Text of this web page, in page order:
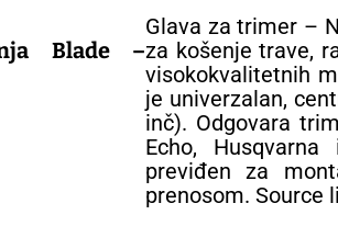
Blade –
Glava za trimer –
za košenje trave,
visokokvalitetnih
je univerzalan,
inč). Odgovara
Echo,
previđen za
prenosom. Source